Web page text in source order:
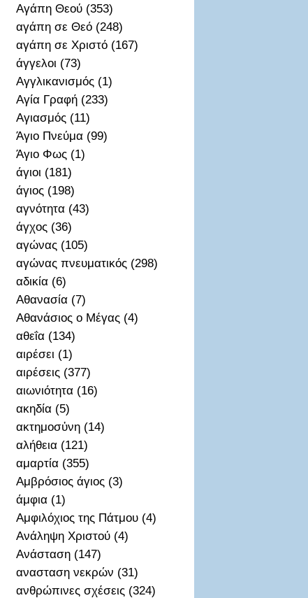
Αγάπη Θεού (353)
αγάπη σε Θεό (248)
αγάπη σε Χριστό (167)
άγγελοι (73)
Αγγλικανισμός (1)
Αγία Γραφή (233)
Αγιασμός (11)
Άγιο Πνεύμα (99)
Άγιο Φως (1)
άγιοι (181)
άγιος (198)
αγνότητα (43)
άγχος (36)
αγώνας (105)
αγώνας πνευματικός (298)
αδικία (6)
Αθανασία (7)
Αθανάσιος ο Μέγας (4)
αθεΐα (134)
αιρέσει (1)
αιρέσεις (377)
αιωνιότητα (16)
ακηδία (5)
ακτημοσὐνη (14)
αλήθεια (121)
αμαρτία (355)
Αμβρόσιος άγιος (3)
άμφια (1)
Αμφιλόχιος της Πάτμου (4)
Ανάληψη Χριστού (4)
Ανάσταση (147)
ανασταση νεκρών (31)
ανθρώπινες σχέσεις (324)